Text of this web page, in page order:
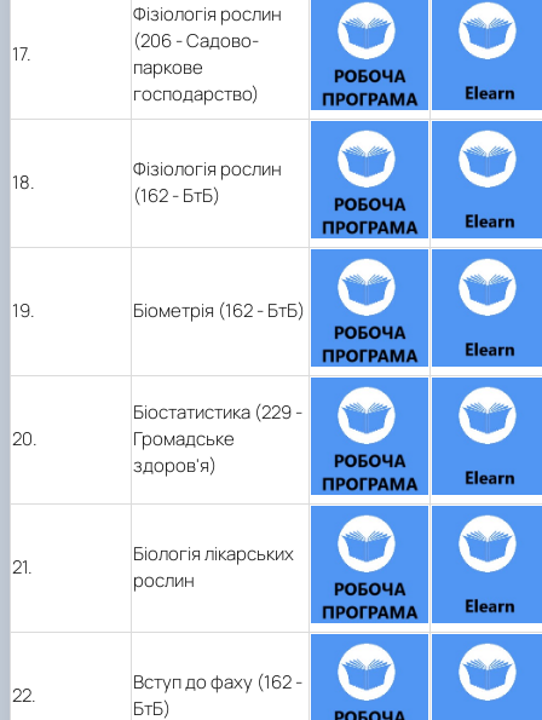
17.
Фізіологія рослин
(206 - Садово-
паркове
господарство)
18.
Фізіологія рослин
(162 - БтБ)
19. Біометрія (162 - БтБ)
20.
Біостатистика (229 -
Громадське
здоров'я)
21.
Біологія лікарських
рослин
22.
Вступ до фаху (162 -
БтБ)